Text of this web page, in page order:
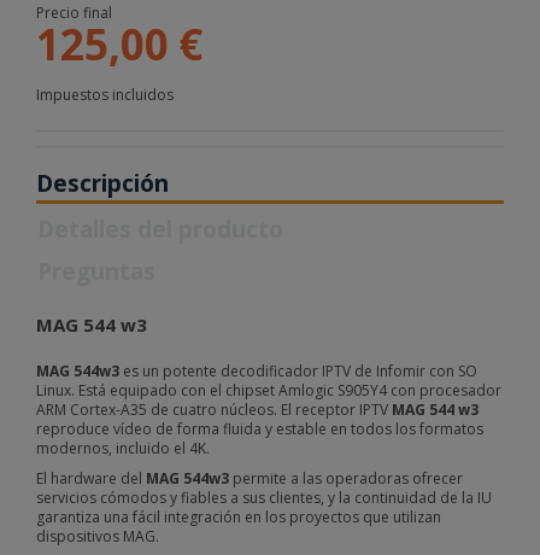
Precio final
125,00 €
Impuestos incluidos
Descripción
MAG 544 w3
MAG 544w3 es un potente decodificador IPTV de Infomir con SO
Linux. Está equipado con el chipset Amlogic S905Y4 con procesador
ARM Cortex-A35 de cuatro núcleos. El receptor IPTV MAG 544 w3
reproduce vídeo de forma fluida y estable en todos los formatos
modernos, incluido el 4K.
El hardware del MAG 544w3 permite a las operadoras ofrecer
servicios cómodos y fiables a sus clientes, y la continuidad de la IU
garantiza una fácil integración en los proyectos que utilizan
dispositivos MAG.